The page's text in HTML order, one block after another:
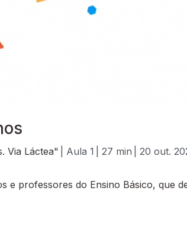
Via Láctea" | Aula 1 | 27 min | 20 out.
e professores do Ensino Básico, que